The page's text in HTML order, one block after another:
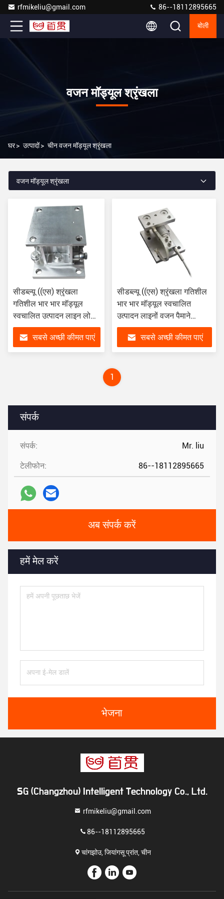
rfmikeliu@gmail.com 86--18112895665
बोली
वजन मॉड्यूल श्रृंखला
घर> उत्पादों> चीन वजन मॉड्यूल श्रृंखला
संपर्क
संपर्क: Mr. liu
टेलीफोन: 86--18112895665
अब संपर्क करें
हमें मेल करें
भेजना
वजन मॉड्यूल श्रृंखला
सीडब्ल्यू ((एस) श्रृंखला
गतिशील भार भार मॉड्यूल
स्वचालित उत्पादन लाइन लोड
सेल मॉड्यूल
सबसे अच्छी कीमत पाएं
सीडब्ल्यू ((एस) श्रृंखला गतिशील
भार भार मॉड्यूल स्वचालित
उत्पादन लाइनों वजन पैमाने
मॉड्यूल
सबसे अच्छी कीमत पाएं
1
SG (Changzhou) Intelligent Technology Co., Ltd.
rfmikeliu@gmail.com
86--18112895665
चांगझोउ, जियांगसू प्रांत, चीन